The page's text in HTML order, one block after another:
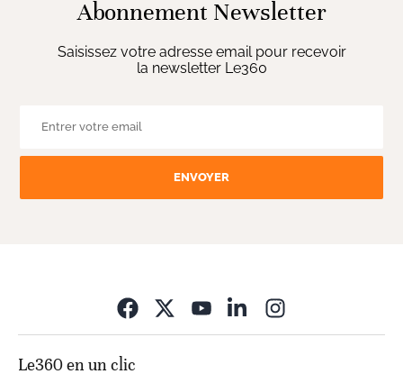
Abonnement Newsletter
Saisissez votre adresse email pour recevoir
la newsletter Le360
ENVOYER
Le360 en un clic